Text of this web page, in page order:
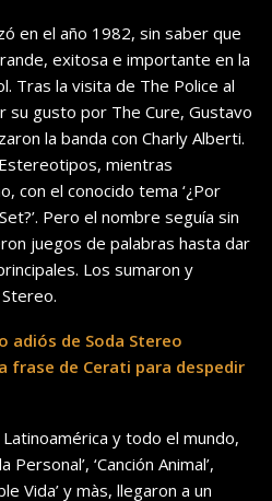
en el año 1982, sin saber que
exitosa e importante en la
Tras la visita de The Police al
su gusto por The Cure, Gustavo
la banda con Charly Alberti.
mientras
con el conocido tema ‘¿Por
Pero el nombre seguía sin
juegos de palabras hasta dar
Los sumaron y
adiós de Soda Stereo
frase de Cerati para despedir
y todo el mundo,
‘Canción Animal’,
Vida’ y màs, llegaron a un